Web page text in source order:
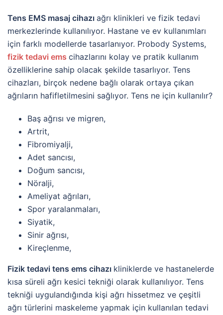
Tens EMS masaj cihazı ağrı klinikleri ve fizik tedavi
merkezlerinde kullanılıyor. Hastane ve ev kullanımları
için farklı modellerde tasarlanıyor. Probody Systems,
fizik tedavi ems cihazlarını kolay ve pratik kullanım
özelliklerine sahip olacak şekilde tasarlıyor. Tens
cihazları, birçok nedene bağlı olarak ortaya çıkan
ağrıların hafifletilmesini sağlıyor. Tens ne için kullanılır?
Baş ağrısı ve migren,
Artrit,
Fibromiyalji,
Adet sancısı,
Doğum sancısı,
Nöralji,
Ameliyat ağrıları,
Spor yaralanmaları,
Siyatik,
Sinir ağrısı,
Kireçlenme,
Fizik tedavi tens ems cihazı kliniklerde ve hastanelerde
kısa süreli ağrı kesici tekniği olarak kullanılıyor. Tens
tekniği uygulandığında kişi ağrı hissetmez ve çeşitli
ağrı türlerini maskeleme yapmak için kullanılan tedavi